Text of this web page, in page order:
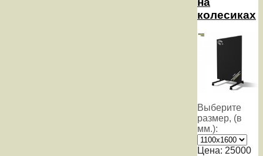
колесиках
Выберите
размер, (в
мм.):
Цена: 25000